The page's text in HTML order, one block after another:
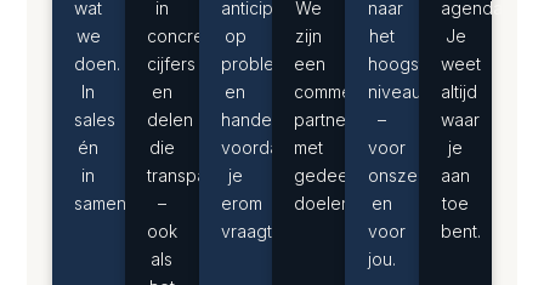
wat
we
doen.
In
sales
én
in
samenwerking.
in
concrete
cijfers
en
delen
die
transparant
–
ook
als
anticiperen
op
problemen
en
handelen
voordat
je
erom
vraagt.
We
zijn
een
commerciële
partner
met
gedeelde
doelen.
naar
het
hoogste
niveau
–
voor
onszelf
en
voor
jou.
agenda’s.
Je
weet
altijd
waar
je
aan
toe
bent.